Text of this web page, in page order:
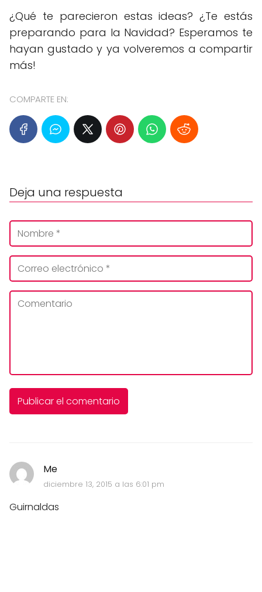
¿Qué te parecieron estas ideas? ¿Te estás
preparando para la Navidad? Esperamos te
hayan gustado y ya volveremos a compartir
más!
COMPARTE EN:
Me
diciembre 13, 2015 a las 6:01 pm
Guirnaldas
Deja una respuesta